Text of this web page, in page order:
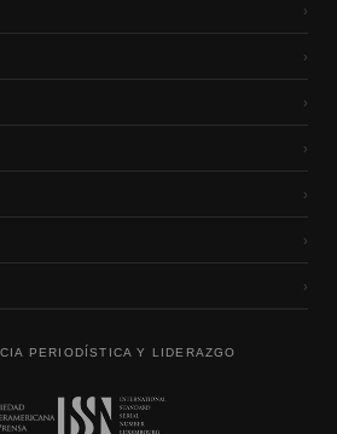
›
›
›
›
›
›
›
PERIODÍSTICA Y LIDERAZGO